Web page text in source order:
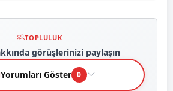
TOPLULUK
görüşlerinizi paylaşın
Yorumları Göster 0